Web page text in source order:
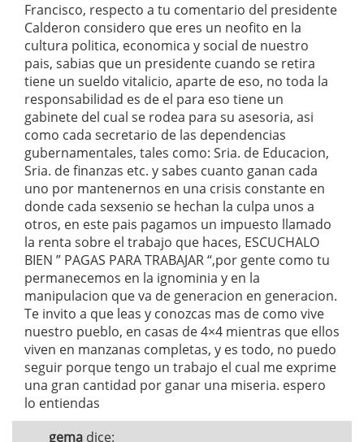
Francisco, respecto a tu comentario del presidente
Calderon considero que eres un neofito en la
cultura politica, economica y social de nuestro
pais, sabias que un presidente cuando se retira
tiene un sueldo vitalicio, aparte de eso, no toda la
responsabilidad es de el para eso tiene un
gabinete del cual se rodea para su asesoria, asi
como cada secretario de las dependencias
gubernamentales, tales como: Sria. de Educacion,
Sria. de finanzas etc. y sabes cuanto ganan cada
uno por mantenernos en una crisis constante en
donde cada sexsenio se hechan la culpa unos a
otros, en este pais pagamos un impuesto llamado
la renta sobre el trabajo que haces, ESCUCHALO
BIEN ” PAGAS PARA TRABAJAR “,por gente como tu
permanecemos en la ignominia y en la
manipulacion que va de generacion en generacion.
Te invito a que leas y conozcas mas de como vive
nuestro pueblo, en casas de 4×4 mientras que ellos
viven en manzanas completas, y es todo, no puedo
seguir porque tengo un trabajo el cual me exprime
una gran cantidad por ganar una miseria. espero
lo entiendas
gema dice: